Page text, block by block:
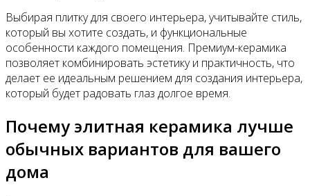
Выбирая плитку для своего интерьера, учитывайте стиль,
который вы хотите создать, и функциональные
особенности каждого помещения. Премиум-керамика
позволяет комбинировать эстетику и практичность, что
делает ее идеальным решением для создания интерьера,
который будет радовать глаз долгое время.
Почему элитная керамика лучше
обычных вариантов для вашего
дома